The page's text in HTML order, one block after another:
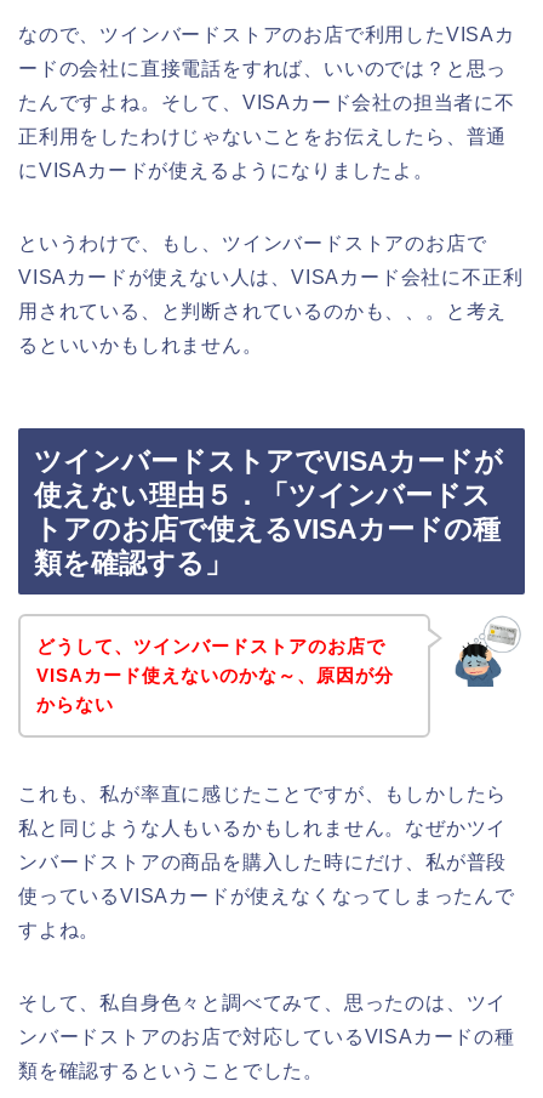
なので、ツインバードストアのお店で利用したVISAカ
ードの会社に直接電話をすれば、いいのでは？と思っ
たんですよね。そして、VISAカード会社の担当者に不
正利用をしたわけじゃないことをお伝えしたら、普通
にVISAカードが使えるようになりましたよ。
というわけで、もし、ツインバードストアのお店で
VISAカードが使えない人は、VISAカード会社に不正利
用されている、と判断されているのかも、、。と考え
るといいかもしれません。
ツインバードストアでVISAカードが
使えない理由５．「ツインバードス
トアのお店で使えるVISAカードの種
類を確認する」
どうして、ツインバードストアのお店で
VISAカード使えないのかな～、原因が分
からない
これも、私が率直に感じたことですが、もしかしたら
私と同じような人もいるかもしれません。なぜかツイ
ンバードストアの商品を購入した時にだけ、私が普段
使っているVISAカードが使えなくなってしまったんで
すよね。
そして、私自身色々と調べてみて、思ったのは、ツイ
ンバードストアのお店で対応しているVISAカードの種
類を確認するということでした。